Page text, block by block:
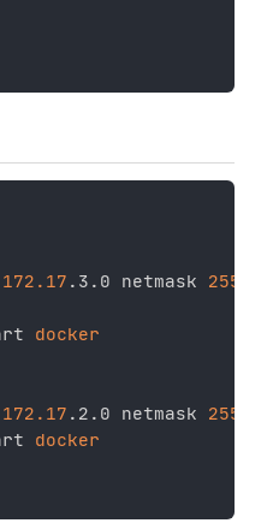
172.17 .3.0 netmask
docker
172.17 .2.0 netmask
docker